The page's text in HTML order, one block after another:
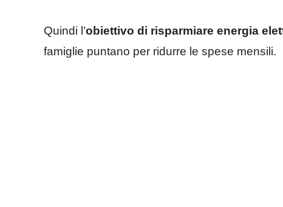
Quindi l’obiettivo di risparmiare energia
famiglie puntano per ridurre le spese mensili.